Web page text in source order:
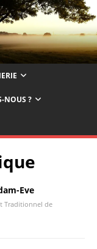
NOUS ?
Eve
Traditionnel de